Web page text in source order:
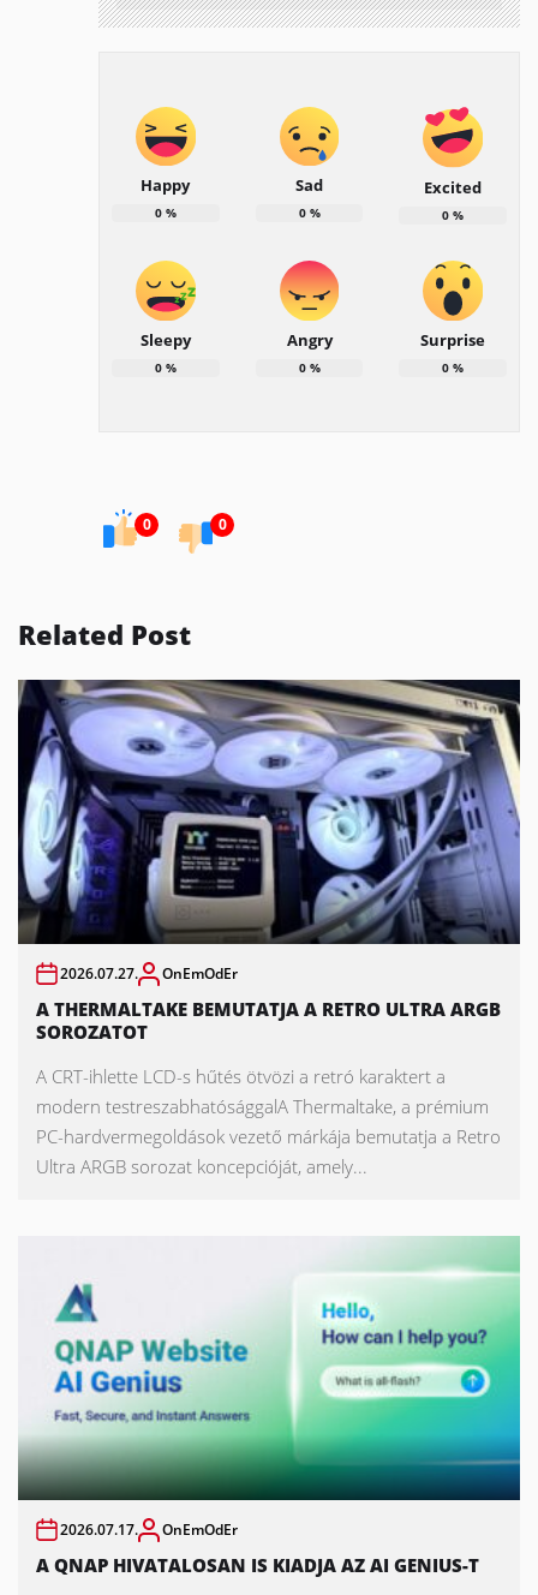
Happy
0%
Sad
0%
Excited
0 %
Sleepy
0%
Angry
0%
Surprise
0 %
0 0
Related Post
2026.07.27. OnEmOdEr
A THERMALTAKE BEMUTATJA A RETRO ULTRA ARGB
SOROZATOT
A CRT-ihlette LCD-s hűtés ötvözi a retró karaktert a
modern testreszabhatósággalA Thermaltake, a prémium
PC-hardvermegoldások vezető márkája bemutatja a Retro
Ultra ARGB sorozat koncepcióját, amely...
2026.07.17. OnEmOdEr
A QNAP HIVATALOSAN IS KIADJA AZ AI GENIUS-T